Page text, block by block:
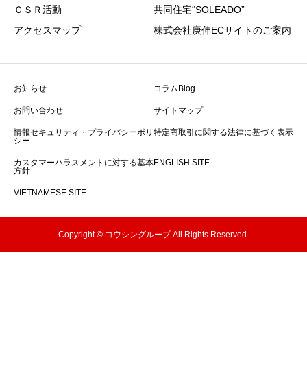
ＣＳＲ活動
アクセスマップ
共同住宅“SOLEADO”
株式会社庚伸ECサイトのご案内
お知らせ コラムBlog
お問い合わせ サイトマップ
情報セキュリティ・プライバシーポリ
シー
特定商取引に関する法律に基づく表示
カスタマーハラスメントに対する基本
方針
ENGLISH SITE
VIETNAMESE SITE
Copyright © コウシングループ All Rights Reserved.